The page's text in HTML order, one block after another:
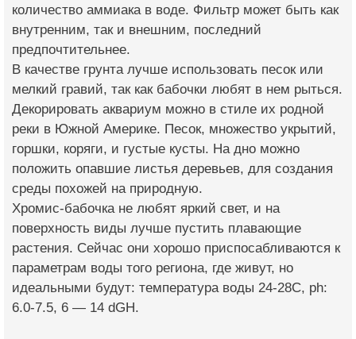
количество аммиака в воде. Фильтр может быть как
внутренним, так и внешним, последний
предпочтительнее.
В качестве грунта лучше использовать песок или
мелкий гравий, так как бабочки любят в нем рыться.
Декорировать аквариум можно в стиле их родной
реки в Южной Америке. Песок, множество укрытий,
горшки, коряги, и густые кусты. На дно можно
положить опавшие листья деревьев, для создания
среды похожей на природную.
Хромис-бабочка не любят яркий свет, и на
поверхность виды лучше пустить плавающие
растения. Сейчас они хорошо приспосабливаются к
параметрам воды того региона, где живут, но
идеальными будут: температура воды 24-28С, ph:
6.0-7.5, 6 — 14 dGH.